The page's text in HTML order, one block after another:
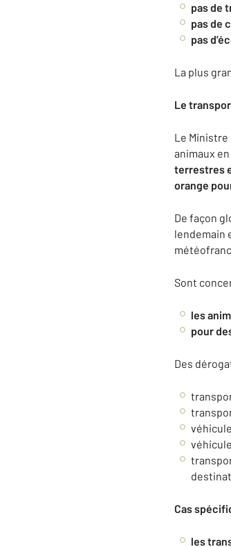
pas de
pas de
pas
La plus
Le
Le
animaux
terrestres
orange
De façon
lendemain
Sont
les
pour
Des
Cas
les tran